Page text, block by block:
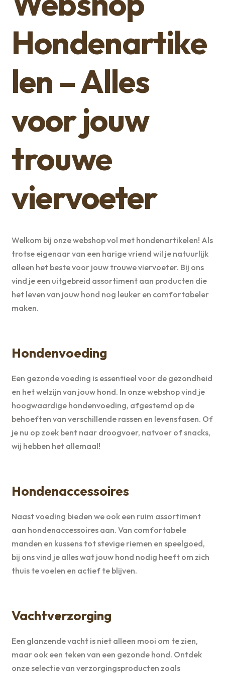
Hondenartike
len – Alles
voor jouw
trouwe
viervoeter
Welkom bij onze webshop vol met hondenartikelen! Als
trotse eigenaar van een harige vriend wil je natuurlijk
alleen het beste voor jouw trouwe viervoeter. Bij ons
vind je een uitgebreid assortiment aan producten die
het leven van jouw hond nog leuker en comfortabeler
maken.
Hondenvoeding
Een gezonde voeding is essentieel voor de gezondheid
en het welzijn van jouw hond. In onze webshop vind je
hoogwaardige hondenvoeding, afgestemd op de
behoeften van verschillende rassen en levensfasen. Of
je nu op zoek bent naar droogvoer, natvoer of snacks,
wij hebben het allemaal!
Hondenaccessoires
Naast voeding bieden we ook een ruim assortiment
aan hondenaccessoires aan. Van comfortabele
manden en kussens tot stevige riemen en speelgoed,
bij ons vind je alles wat jouw hond nodig heeft om zich
thuis te voelen en actief te blijven.
Vachtverzorging
Een glanzende vacht is niet alleen mooi om te zien,
maar ook een teken van een gezonde hond. Ontdek
onze selectie van verzorgingsproducten zoals